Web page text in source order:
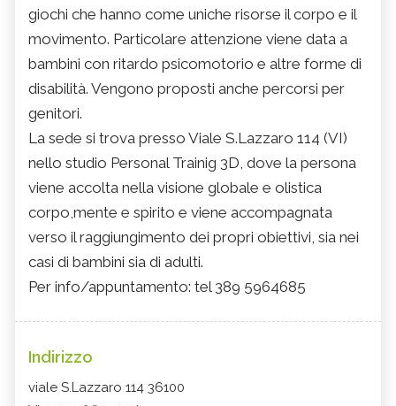
giochi che hanno come uniche risorse il corpo e il
movimento. Particolare attenzione viene data a
bambini con ritardo psicomotorio e altre forme di
disabilità. Vengono proposti anche percorsi per
genitori.
La sede si trova presso Viale S.Lazzaro 114 (VI)
nello studio Personal Trainig 3D, dove la persona
viene accolta nella visione globale e olistica
corpo,mente e spirito e viene accompagnata
verso il raggiungimento dei propri obiettivi, sia nei
casi di bambini sia di adulti.
Per info/appuntamento: tel 389 5964685
Indirizzo
viale S.Lazzaro 114 36100